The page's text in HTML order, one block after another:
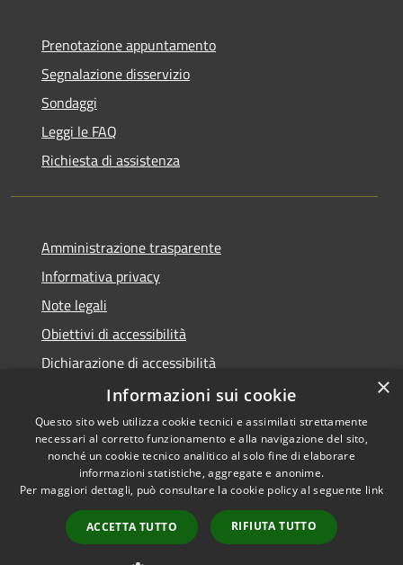
Prenotazione appuntamento
Segnalazione disservizio
Sondaggi
Leggi le FAQ
Richiesta di assistenza
Amministrazione trasparente
Informativa privacy
Note legali
Obiettivi di accessibilità
Dichiarazione di accessibilità
Open Data
RSS
Accessibilità
Copyright © 2026 • Comune di
Cologno Monzese • Powered
byMunicipium
Accesso
redazione
×
Informazioni sui cookie
Questo sito web utilizza cookie tecnici e assimilati strettamente
necessari al corretto funzionamento e alla navigazione del sito,
nonché un cookie tecnico analitico al solo fine di elaborare
informazioni statistiche, aggregate e anonime.
Per maggiori dettagli, può consultare la cookie policy al seguente link
ACCETTA TUTTO RIFIUTA TUTTO